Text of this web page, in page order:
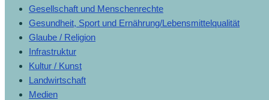
Gesellschaft und Menschenrechte
Gesundheit, Sport und Ernährung/Lebensmittelqualität
Glaube / Religion
Infrastruktur
Kultur / Kunst
Landwirtschaft
Medien